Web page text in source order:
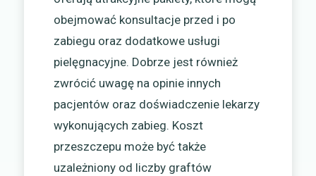
obejmować konsultacje przed i po
zabiegu oraz dodatkowe usługi
pielęgnacyjne. Dobrze jest również
zwrócić uwagę na opinie innych
pacjentów oraz doświadczenie lekarzy
wykonujących zabieg. Koszt
przeszczepu może być także
uzależniony od liczby graftów